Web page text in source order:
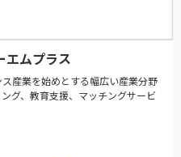
エムプラス
産業を始めとする幅広い産業分野
グ、教育支援、マッチングサービ